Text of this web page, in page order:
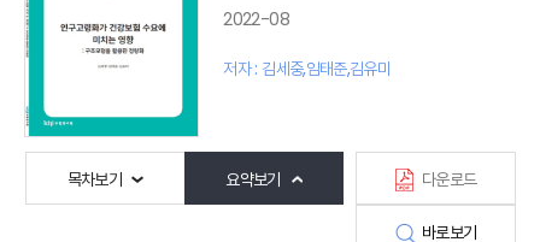
2022-08
저자 : 김세중,임태준,김유미
목차보기 요약보기 다운로드
바로보기